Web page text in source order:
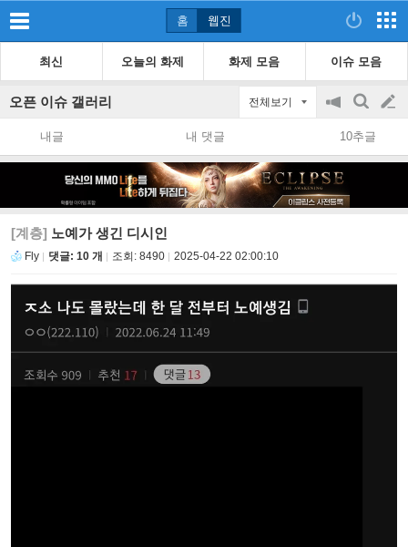
홈 웹진
최신 오늘의 화제 화제 모음 이슈 모음
오픈 이슈 갤러리 전체보기
공
지
on/off
검
색
글
쓰
내글 내 댓글 10추글
[계층] 노예가 생긴 디시인
Fly 댓글: 10 개 조회: 8490 2025-04-22 02:00:10